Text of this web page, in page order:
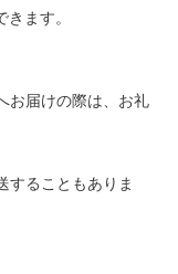
ます。
お届けの際は、お礼
することもありま